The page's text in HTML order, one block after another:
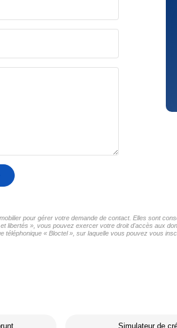
pour gérer votre demande de contact. Elles sont
libertés », vous pouvez exercer votre droit d'accès aux
téléphonique « Bloctel », sur laquelle vous pouvez vous
Simulateur de